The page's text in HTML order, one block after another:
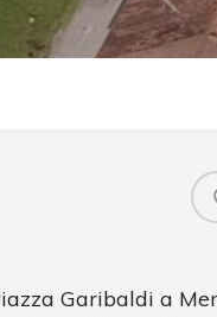
Garibaldi a